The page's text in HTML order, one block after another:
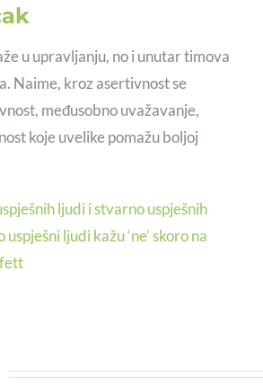
u upravljanju, no i unutar timova
Naime, kroz asertivnost se
međusobno uvažavanje,
koje uvelike pomažu boljoj
ljudi i stvarno uspješnih
ljudi kažu ‘ne’ skoro na